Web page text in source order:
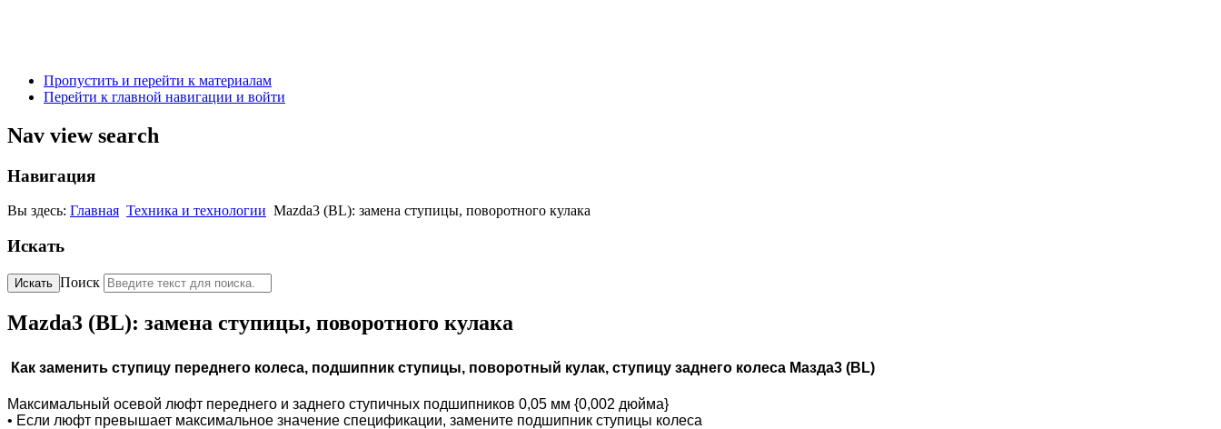
Пропустить и перейти к материалам
Перейти к главной навигации и войти
Nav view search
Навигация
Вы здесь: Главная Техника и технологии Mazda3 (BL): замена ступицы, поворотного кулака
Искать
Искать Поиск
Mazda3 (BL): замена ступицы, поворотного кулака
Как заменить ступицу переднего колеса, подшипник ступицы, поворотный кулак, ступицу заднего колеса Мазда3 (BL)
Максимальный осевой люфт переднего и заднего ступичных подшипников 0,05 мм {0,002 дюйма}
• Если люфт превышает максимальное значение спецификации, замените подшипник ступицы колеса